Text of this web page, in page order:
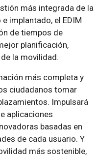
más integrada de la
implantado, el EDIM
de tiempos de
planificación,
la movilidad.
más completa y
ciudadanos tomar
Impulsará
aplicaciones
basadas en
de cada usuario. Y
más sostenible,